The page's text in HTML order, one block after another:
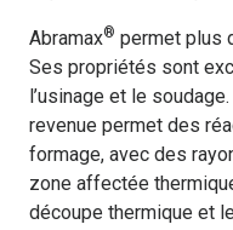
Abramax® permet plus
Ses propriétés sont
l’usinage et le
revenue permet des
formage, avec des
zone affectée
découpe thermique et